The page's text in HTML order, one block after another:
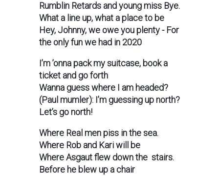
Rumblin Retards and young miss Bye.
What a line up, what a place to be
Hey, Johnny, we owe you plenty - For
the only fun we had in 2020
I’m ’onna pack my suitcase, book a
ticket and go forth
Wanna guess where I am headed?
(Paul mumler): I’m guessing up north?
Let’s go north!
Where Real men piss in the sea.
Where Rob and Kari will be
Where Asgaut flew down the stairs.
Before he blew up a chair